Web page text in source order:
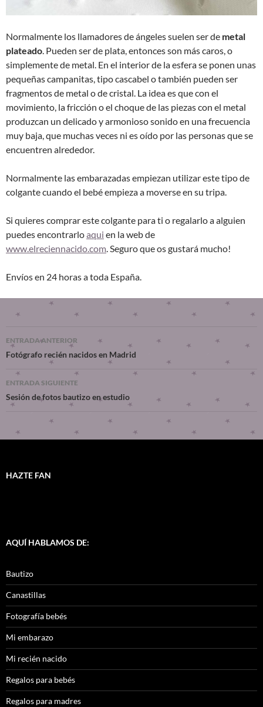
Normalmente los llamadores de ángeles suelen ser de metal
plateado. Pueden ser de plata, entonces son más caros, o
simplemente de metal. En el interior de la esfera se ponen unas
pequeñas campanitas, tipo cascabel o también pueden ser
fragmentos de metal o de cristal. La idea es que con el
movimiento, la fricción o el choque de las piezas con el metal
produzcan un delicado y armonioso sonido en una frecuencia
muy baja, que muchas veces ni es oído por las personas que se
encuentren alrededor.
Normalmente las embarazadas empiezan utilizar este tipo de
colgante cuando el bebé empieza a moverse en su tripa.
Si quieres comprar este colgante para ti o regalarlo a alguien
puedes encontrarloaqui en la web de
www.elreciennacido.com. Seguro que os gustará mucho!
Envíos en 24 horas a toda España.
ENTRADA ANTERIOR
Fotógrafo recién nacidos en Madrid
ENTRADA SIGUIENTE
Sesión de fotos bautizo en estudio
HAZTE FAN
AQUÍ HABLAMOS DE:
Bautizo
Canastillas
Fotografía bebés
Mi embarazo
Mi recién nacido
Regalos para bebés
Regalos para madres